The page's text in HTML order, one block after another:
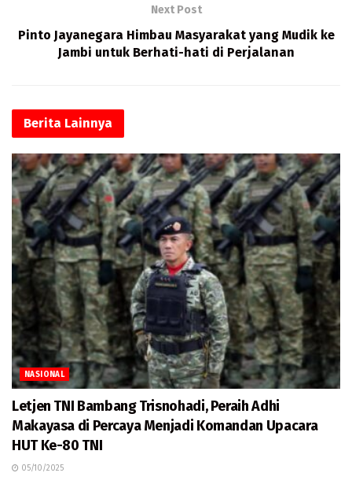
Next Post
Pinto Jayanegara Himbau Masyarakat yang Mudik ke
Jambi untuk Berhati-hati di Perjalanan
Berita Lainnya
NASIONAL
Letjen TNI Bambang Trisnohadi, Peraih Adhi
Makayasa di Percaya Menjadi Komandan Upacara
HUT Ke-80 TNI
05/10/2025